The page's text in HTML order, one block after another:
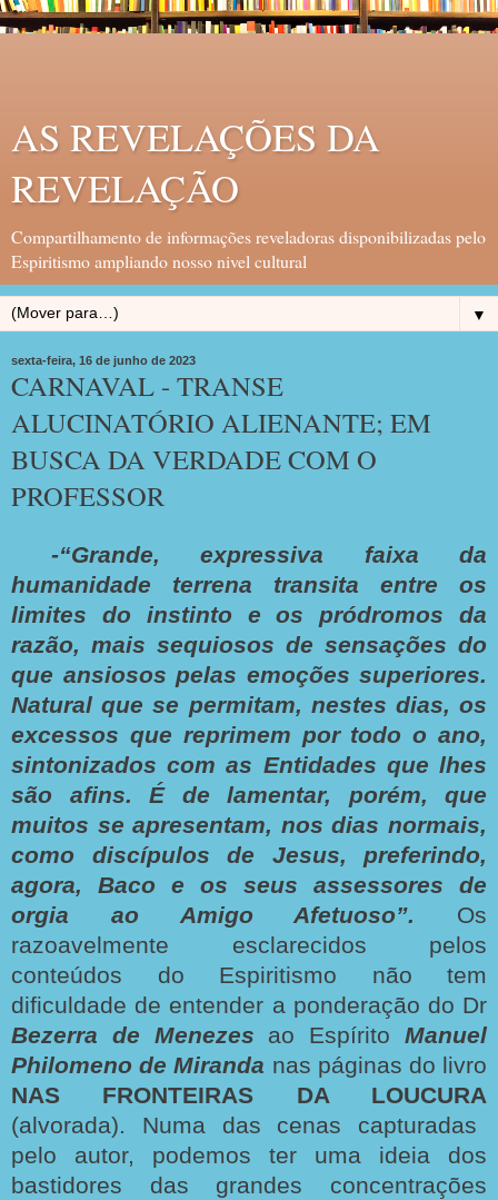
AS REVELAÇÕES DA
REVELAÇÃO
Compartilhamento de informações reveladoras disponibilizadas pelo
Espiritismo ampliando nosso nivel cultural
▼
sexta-feira, 16 de junho de 2023
CARNAVAL - TRANSE
ALUCINATÓRIO ALIENANTE; EM
BUSCA DA VERDADE COM O
PROFESSOR
-“Grande, expressiva faixa da
humanidade terrena transita entre os
limites do instinto e os pródromos da
razão, mais sequiosos de sensações do
que ansiosos pelas emoções superiores.
Natural que se permitam, nestes dias, os
excessos que reprimem por todo o ano,
sintonizados com as Entidades que lhes
são afins. É de lamentar, porém, que
muitos se apresentam, nos dias normais,
como discípulos de Jesus, preferindo,
agora, Baco e os seus assessores de
orgia ao Amigo Afetuoso”. Os
razoavelmente esclarecidos pelos
conteúdos do Espiritismo não tem
dificuldade de entender a ponderação do Dr
Bezerra de Menezes ao EspíritoManuel
Philomeno de Miranda nas páginas do livro
NAS FRONTEIRAS DA LOUCURA
(alvorada). Numa das cenas capturadas
pelo autor, podemos ter uma ideia dos
bastidores das grandes concentrações